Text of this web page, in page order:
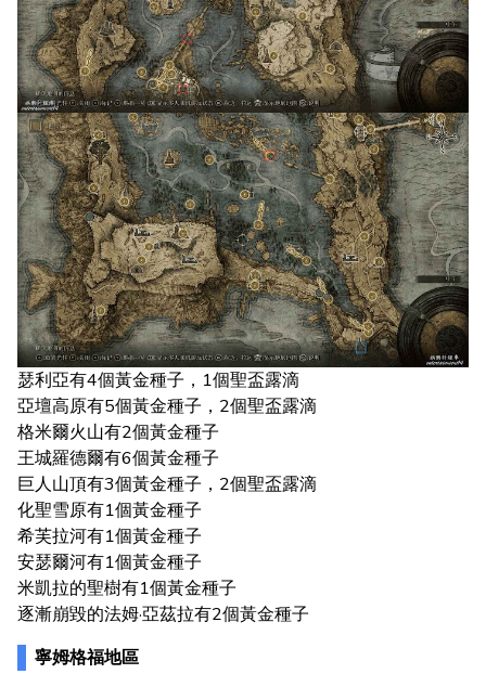
瑟利亞有4個黃金種子，1個聖盃露滴
亞壇高原有5個黃金種子，2個聖盃露滴
格米爾火山有2個黃金種子
王城羅德爾有6個黃金種子
巨人山頂有3個黃金種子，2個聖盃露滴
化聖雪原有1個黃金種子
希芙拉河有1個黃金種子
安瑟爾河有1個黃金種子
米凱拉的聖樹有1個黃金種子
逐漸崩毀的法姆·亞茲拉有2個黃金種子
寧姆格福地區